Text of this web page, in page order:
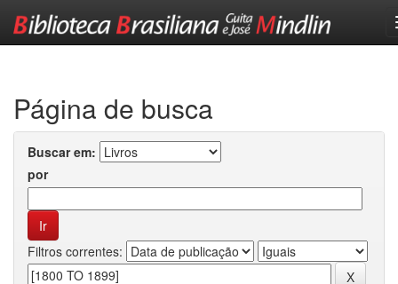
Página de busca
Buscar em:
por
Filtros correntes: